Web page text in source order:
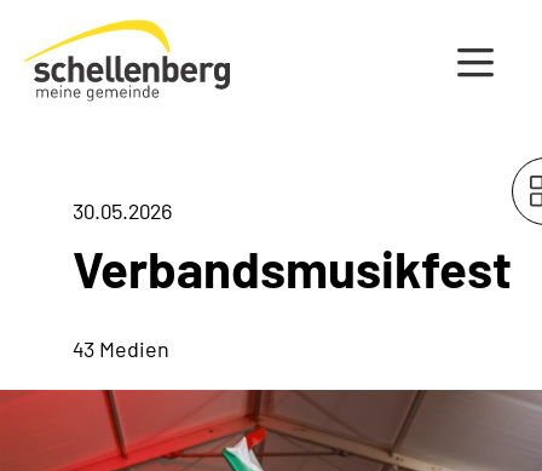
Gemeinde Schellenberg Startseite
30.05.2026
Verbandsmusikfest
43 Medien